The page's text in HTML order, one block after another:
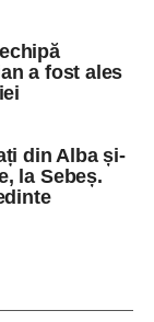
a fost ales
din Alba și-
la Sebeș.